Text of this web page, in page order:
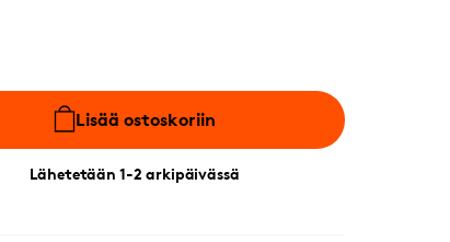
Lisää ostoskoriin
Lähetetään 1-2 arkipäivässä